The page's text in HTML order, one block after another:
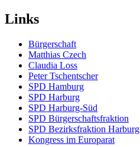
Links
Bürgerschaft
Matthias Czech
Claudia Loss
Peter Tschentscher
SPD Hamburg
SPD Harburg
SPD Harburg-Süd
SPD Bürgerschaftsfraktion
SPD Bezirksfraktion Harburg
Kongress im Europarat